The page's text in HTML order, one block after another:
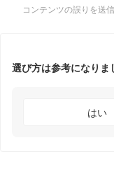
コンテンツの誤りを送
選び方は参考になりま
はい